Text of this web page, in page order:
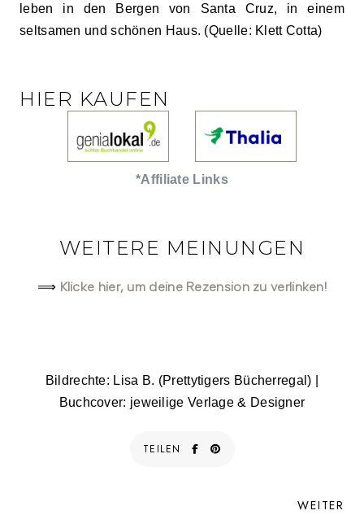
leben in den Bergen von Santa Cruz, in einem
seltsamen und schönen Haus. (Quelle: Klett Cotta)
HIER KAUFEN
*Affiliate Links
WEITERE MEINUNGEN
⟹ Klicke hier, um deine Rezension zu verlinken!
Bildrechte: Lisa B. (Prettytigers Bücherregal) |
Buchcover: jeweilige Verlage & Designer
TEILEN
WEITER